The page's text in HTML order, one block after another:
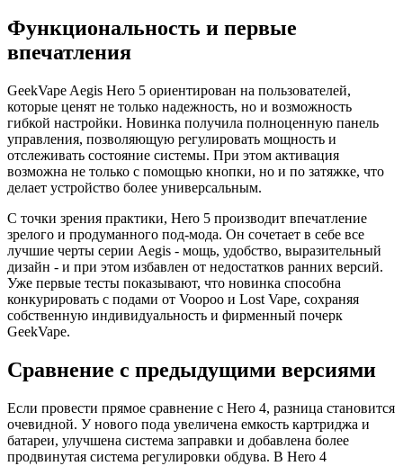
Функциональность и первые
впечатления
GeekVape Aegis Hero 5 ориентирован на пользователей,
которые ценят не только надежность, но и возможность
гибкой настройки. Новинка получила полноценную панель
управления, позволяющую регулировать мощность и
отслеживать состояние системы. При этом активация
возможна не только с помощью кнопки, но и по затяжке, что
делает устройство более универсальным.
С точки зрения практики, Hero 5 производит впечатление
зрелого и продуманного под-мода. Он сочетает в себе все
лучшие черты серии Aegis - мощь, удобство, выразительный
дизайн - и при этом избавлен от недостатков ранних версий.
Уже первые тесты показывают, что новинка способна
конкурировать с подами от Voopoo и Lost Vape, сохраняя
собственную индивидуальность и фирменный почерк
GeekVape.
Сравнение с предыдущими версиями
Если провести прямое сравнение с Hero 4, разница становится
очевидной. У нового пода увеличена емкость картриджа и
батареи, улучшена система заправки и добавлена более
продвинутая система регулировки обдува. В Hero 4